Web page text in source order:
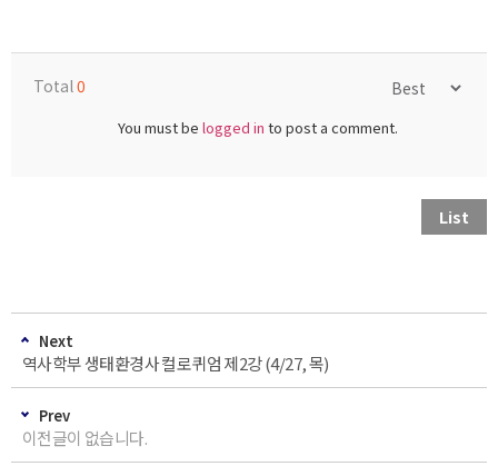
Total 0
You must be logged in to post a comment.
List
Next
역사학부 생태환경사 컬로퀴엄 제2강 (4/27, 목)
Prev
이전글이 없습니다.